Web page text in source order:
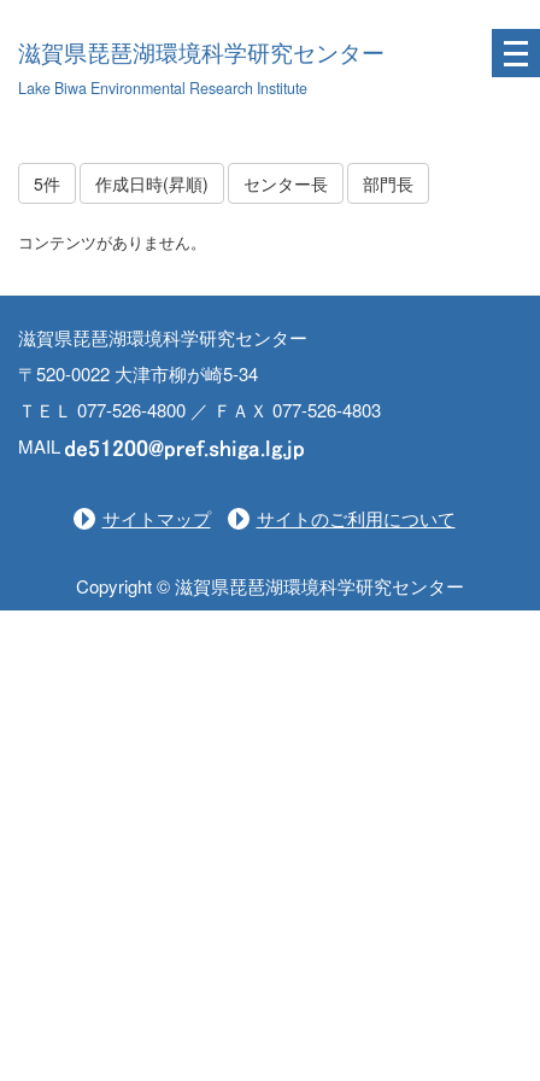
滋賀県琵琶湖環境科学研究センター
Lake Biwa Environmental Research Institute
5件 作成日時(昇順) センター長 部門長
コンテンツがありません。
滋賀県琵琶湖環境科学研究センター
〒520-0022 大津市柳が崎5-34
ＴＥＬ 077-526-4800 ／ ＦＡＸ 077-526-4803
MAIL
サイトマップ サイトのご利用について
Copyright © 滋賀県琵琶湖環境科学研究センター